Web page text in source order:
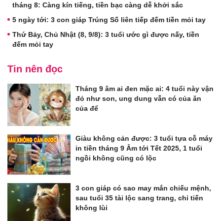
tháng 8: Càng kín tiếng, tiền bạc càng dễ khởi sắc
5 ngày tới: 3 con giáp Trúng Số liên tiếp đếm tiền mỏi tay
Thứ Bảy, Chủ Nhật (8, 9/8): 3 tuổi ước gì được nấy, tiền
đếm mỏi tay
Tin nên đọc
Tháng 9 âm ai đen mặc ai: 4 tuổi này vận
đỏ như son, ung dung vẫn có của ăn
của để
Giàu không cản được: 3 tuổi tựa cỗ máy
in tiền tháng 9 Âm tới Tết 2025, 1 tuổi
ngồi không cũng có lộc
3 con giáp có sao may mắn chiếu mệnh,
sau tuổi 35 tài lộc sang trang, chỉ tiến
không lùi